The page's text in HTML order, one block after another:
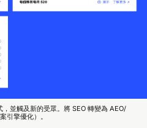
並觸及新的受眾。將 SEO 轉變為 AEO/
引擎優化）。